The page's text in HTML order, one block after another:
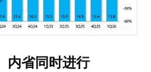
内省同时进行